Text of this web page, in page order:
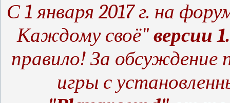
С 1 января 2017 г. на
Каждому своё" версии
правило! За обсуждение
игры с